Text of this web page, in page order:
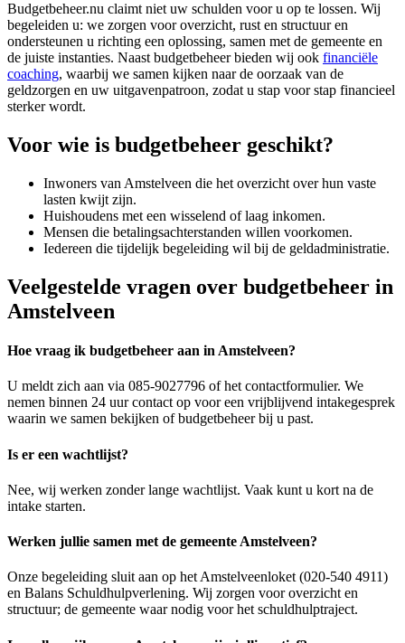
Budgetbeheer.nu claimt niet uw schulden voor u op te lossen. Wij
begeleiden u: we zorgen voor overzicht, rust en structuur en
ondersteunen u richting een oplossing, samen met de gemeente en
de juiste instanties. Naast budgetbeheer bieden wij ook financiële
coaching, waarbij we samen kijken naar de oorzaak van de
geldzorgen en uw uitgavenpatroon, zodat u stap voor stap financieel
sterker wordt.
Voor wie is budgetbeheer geschikt?
Inwoners van Amstelveen die het overzicht over hun vaste
lasten kwijt zijn.
Huishoudens met een wisselend of laag inkomen.
Mensen die betalingsachterstanden willen voorkomen.
Iedereen die tijdelijk begeleiding wil bij de geldadministratie.
Veelgestelde vragen over budgetbeheer in
Amstelveen
Hoe vraag ik budgetbeheer aan in Amstelveen?
U meldt zich aan via 085-9027796 of het contactformulier. We
nemen binnen 24 uur contact op voor een vrijblijvend intakegesprek
waarin we samen bekijken of budgetbeheer bij u past.
Is er een wachtlijst?
Nee, wij werken zonder lange wachtlijst. Vaak kunt u kort na de
intake starten.
Werken jullie samen met de gemeente Amstelveen?
Onze begeleiding sluit aan op het Amstelveenloket (020-540 4911)
en Balans Schuldhulpverlening. Wij zorgen voor overzicht en
structuur; de gemeente waar nodig voor het schuldhulptraject.